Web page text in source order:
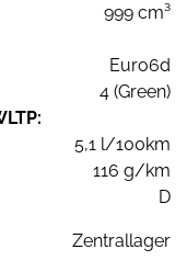
999 cm³
Euro6d
4 (Green)
5,1 l/100km
116 g/km
D
Zentrallager